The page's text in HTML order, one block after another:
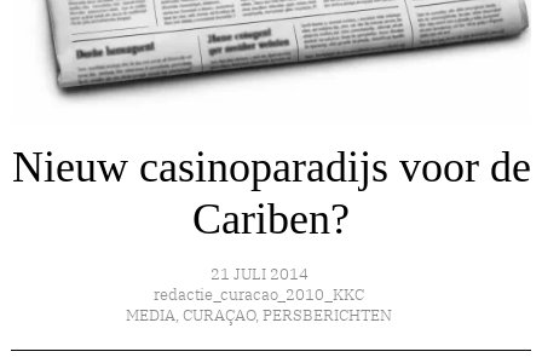
Nieuw casinoparadijs voor de
Cariben?
21 JULI 2014
redactie_curacao_2010_KKC
MEDIA, CURAÇAO, PERSBERICHTEN